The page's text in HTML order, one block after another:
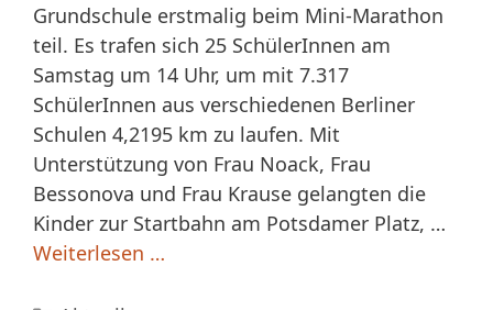
Grundschule erstmalig beim Mini-Marathon
teil. Es trafen sich 25 SchülerInnen am
Samstag um 14 Uhr, um mit 7.317
SchülerInnen aus verschiedenen Berliner
Schulen 4,2195 km zu laufen. Mit
Unterstützung von Frau Noack, Frau
Bessonova und Frau Krause gelangten die
Kinder zur Startbahn am Potsdamer Platz, …
Weiterlesen …